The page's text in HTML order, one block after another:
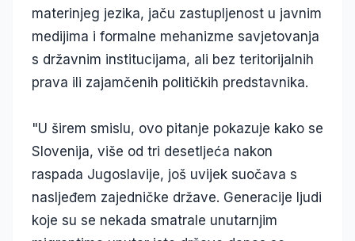
materinjeg jezika, jaču zastupljenost u javnim
medijima i formalne mehanizme savjetovanja
s državnim institucijama, ali bez teritorijalnih
prava ili zajamčenih političkih predstavnika.
"U širem smislu, ovo pitanje pokazuje kako se
Slovenija, više od tri desetljeća nakon
raspada Jugoslavije, još uvijek suočava s
nasljeđem zajedničke države. Generacije ljudi
koje su se nekada smatrale unutarnjim